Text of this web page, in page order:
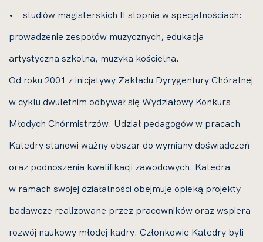
• studiów magisterskich II stopnia w specjalnościach:
prowadzenie zespołów muzycznych, edukacja
artystyczna szkolna, muzyka kościelna.
Od roku 2001 z inicjatywy Zakładu Dyrygentury Chóralnej
w cyklu dwuletnim odbywał się Wydziałowy Konkurs
Młodych Chórmistrzów. Udział pedagogów w pracach
Katedry stanowi ważny obszar do wymiany doświadczeń
oraz podnoszenia kwalifikacji zawodowych. Katedra
w ramach swojej działalności obejmuje opieką projekty
badawcze realizowane przez pracowników oraz wspiera
rozwój naukowy młodej kadry. Członkowie Katedry byli